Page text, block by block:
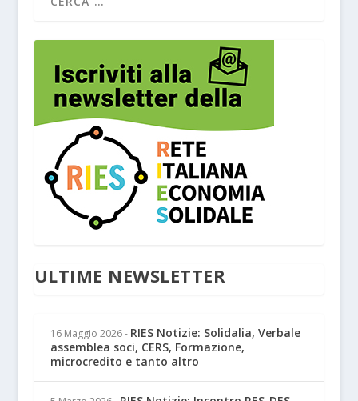
ULTIME NEWSLETTER
16 Maggio 2026 - RIES Notizie: Solidalia, Verbale
assemblea soci, CERS, Formazione,
microcredito e tanto altro